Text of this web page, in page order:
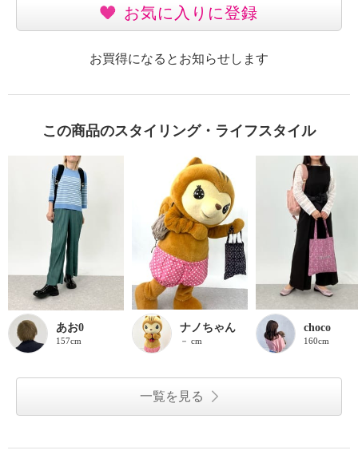
お気に入りに登録
お買得になるとお知らせします
この商品のスタイリング・ライフスタイル
あお0
157cm
ナノちゃん
－ cm
choco
160cm
一覧を見る